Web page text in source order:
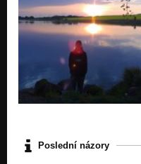
Poslední názory